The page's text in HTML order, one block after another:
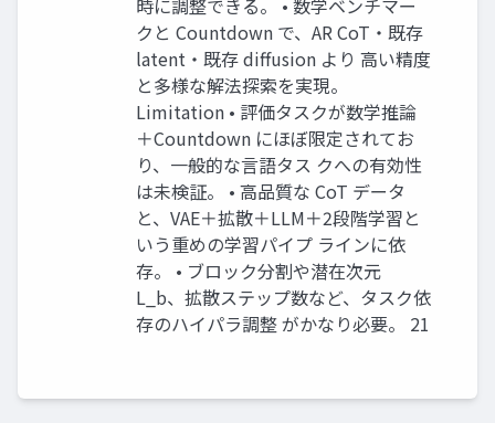
時に調整できる。 • 数学ベンチマー
クと Countdown で、AR CoT・既存
latent・既存 diffusion より 高い精度
と多様な解法探索を実現。
Limitation • 評価タスクが数学推論
＋Countdown にほぼ限定されてお
り、一般的な言語タス クへの有効性
は未検証。 • 高品質な CoT データ
と、VAE＋拡散＋LLM＋2段階学習と
いう重めの学習パイプ ラインに依
存。 • ブロック分割や潜在次元
L_b、拡散ステップ数など、タスク依
存のハイパラ調整 がかなり必要。 21